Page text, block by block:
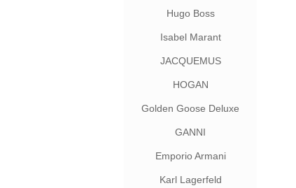
Hugo Boss
Isabel Marant
JACQUEMUS
HOGAN
Golden Goose Deluxe
GANNI
Emporio Armani
Karl Lagerfeld